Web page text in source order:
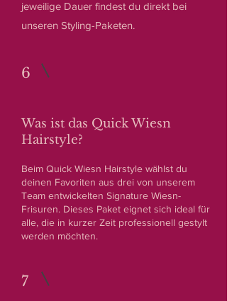
jeweilige Dauer findest du direkt bei
unseren Styling-Paketen.
6
Was ist das Quick Wiesn
Hairstyle?
Beim Quick Wiesn Hairstyle wählst du
deinen Favoriten aus drei von unserem
Team entwickelten Signature Wiesn-
Frisuren. Dieses Paket eignet sich ideal für
alle, die in kurzer Zeit professionell gestylt
werden möchten.
7